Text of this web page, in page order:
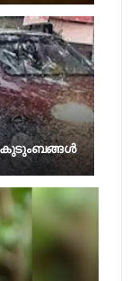
കുടുംബങ്ങൾ